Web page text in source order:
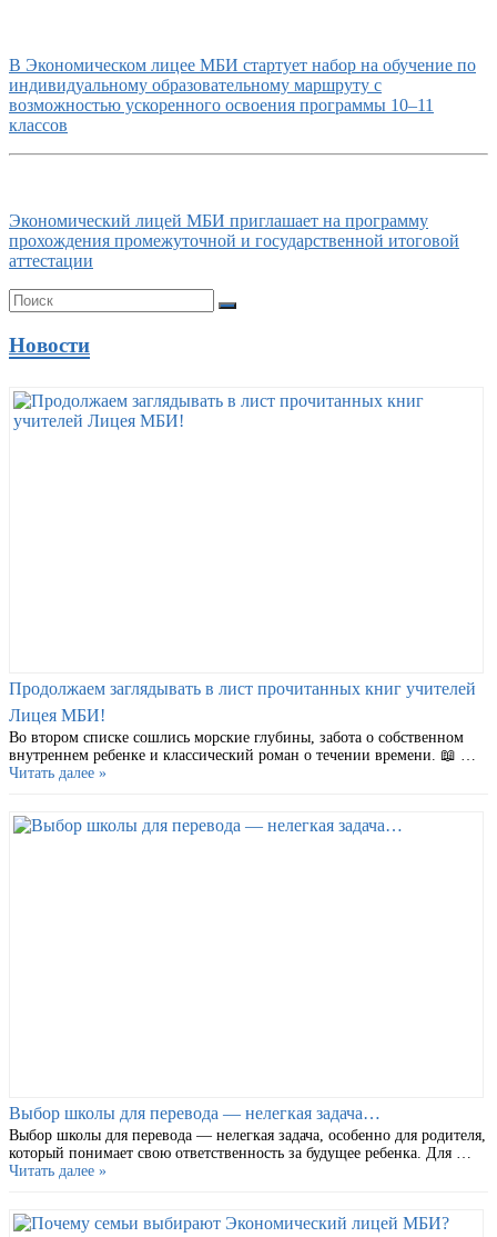
В Экономическом лицее МБИ стартует набор на обучение по
индивидуальному образовательному маршруту с
возможностью ускоренного освоения программы 10–11
классов
Экономический лицей МБИ приглашает на программу
прохождения промежуточной и государственной итоговой
аттестации
Новости
Продолжаем заглядывать в лист прочитанных книг учителей
Лицея МБИ!
Во втором списке сошлись морские глубины, забота о собственном
внутреннем ребенке и классический роман о течении времени. 📖 …
Читать далее »
Выбор школы для перевода — нелегкая задача…
Выбор школы для перевода — нелегкая задача, особенно для родителя,
который понимает свою ответственность за будущее ребенка. Для …
Читать далее »